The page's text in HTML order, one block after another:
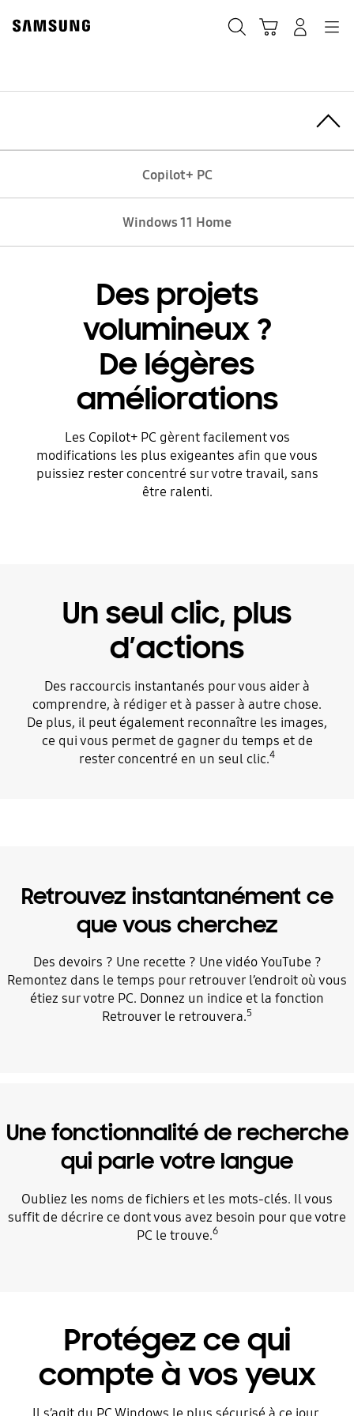
content
accessibility
Copilot+ PC
Windows 11 Home
Des projets
volumineux ?
De légères
améliorations
Les Copilot+ PC gèrent facilement vos
modifications les plus exigeantes afin que vous
puissiez rester concentré sur votre travail, sans
être ralenti.
Un seul clic, plus
d’actions
Des raccourcis instantanés pour vous aider à
comprendre, à rédiger et à passer à autre chose.
De plus, il peut également reconnaître les images,
ce qui vous permet de gagner du temps et de
rester concentré en un seul clic.4
Retrouvez instantanément ce
que vous cherchez
Des devoirs ? Une recette ? Une vidéo YouTube ?
Remontez dans le temps pour retrouver l’endroit où vous
étiez sur votre PC. Donnez un indice et la fonction
Retrouver le retrouvera.5
Une fonctionnalité de recherche
qui parle votre langue
Oubliez les noms de fichiers et les mots-clés. Il vous
suffit de décrire ce dont vous avez besoin pour que votre
PC le trouve.6
Protégez ce qui
compte à vos yeux